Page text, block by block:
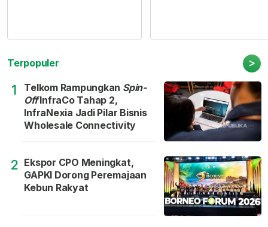
Terpopuler >
1 Telkom Rampungkan Spin-
OffInfraCo Tahap 2,
InfraNexia Jadi Pilar Bisnis
Wholesale Connectivity
2 Ekspor CPO Meningkat,
GAPKI Dorong Peremajaan
Kebun Rakyat